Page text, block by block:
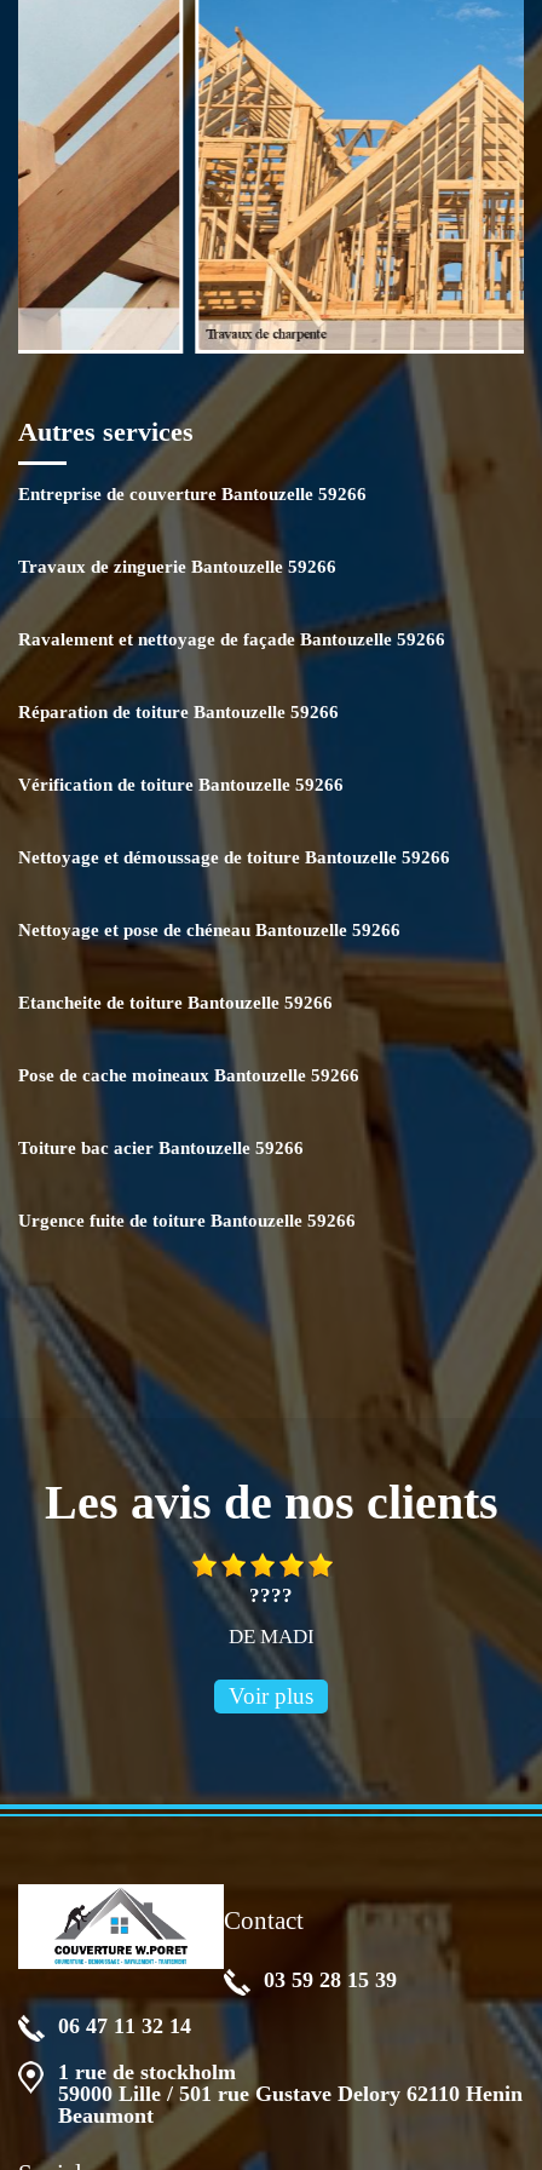
directement auprès de notre siège à Bantouzelle. Grâce à la réactivité
et au sens de l’écoute de nos éléments, vous recevrez le document
demandé en très peu de temps. Le devis ne vous engage pas encore et
est gratuit.
Autres services
Entreprise de couverture Bantouzelle 59266
Travaux de zinguerie Bantouzelle 59266
Ravalement et nettoyage de façade Bantouzelle 59266
Réparation de toiture Bantouzelle 59266
Vérification de toiture Bantouzelle 59266
Nettoyage et démoussage de toiture Bantouzelle 59266
Nettoyage et pose de chéneau Bantouzelle 59266
Etancheite de toiture Bantouzelle 59266
Pose de cache moineaux Bantouzelle 59266
Toiture bac acier Bantouzelle 59266
Urgence fuite de toiture Bantouzelle 59266
Les avis de nos clients
????
DE MADI
Voir plus
Contact
03 59 28 15 39
06 47 11 32 14
1 rue de stockholm
59000 Lille / 501 rue Gustave Delory 62110 Henin
Beaumont